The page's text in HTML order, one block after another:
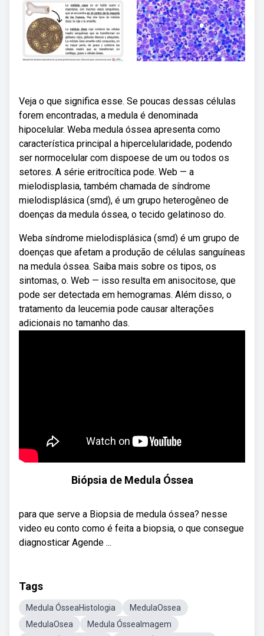
Veja o que significa esse. Se poucas dessas células
forem encontradas, a medula é denominada
hipocelular. Weba medula óssea apresenta como
característica principal a hipercelularidade, podendo
ser normocelular com dispoese de um ou todos os
setores. A série eritrocítica pode. Web — a
mielodisplasia, também chamada de síndrome
mielodisplásica (smd), é um grupo heterogêneo de
doenças da medula óssea, o tecido gelatinoso do.
Weba síndrome mielodisplásica (smd) é um grupo de
doenças que afetam a produção de células sanguíneas
na medula óssea. Saiba mais sobre os tipos, os
sintomas, o. Web — isso resulta em anisocitose, que
pode ser detectada em hemogramas. Além disso, o
tratamento da leucemia pode causar alterações
adicionais no tamanho das.
Biópsia de Medula Óssea
para que serve a Biopsia de medula óssea? nesse
video eu conto como é feita a biopsia, o que consegue
diagnosticar Agende ...
Tags
Medula ÓsseaHistologia
MedulaOssea
MedulaOsea
Medula ÓsseaImagem